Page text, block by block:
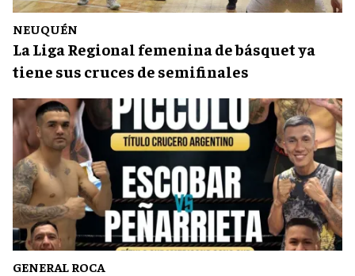
NEUQUÉN
La Liga Regional femenina de básquet ya
tiene sus cruces de semifinales
GENERAL ROCA